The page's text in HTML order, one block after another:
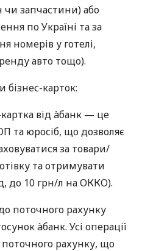
чи запчастини) або
по Україні та за
номерів у готелі,
авто тощо).
бізнес-карток:
від àбанк — це
та юросіб, що дозволяє
за товари/
та отримувати
до 10 грн/л на ОККО).
поточного рахунку
àбанк. Усі операції
рахунку, що